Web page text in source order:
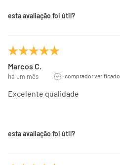
esta avaliação foi útil?
Marcos C.
há um mês comprador verificado
Excelente qualidade
esta avaliação foi útil?